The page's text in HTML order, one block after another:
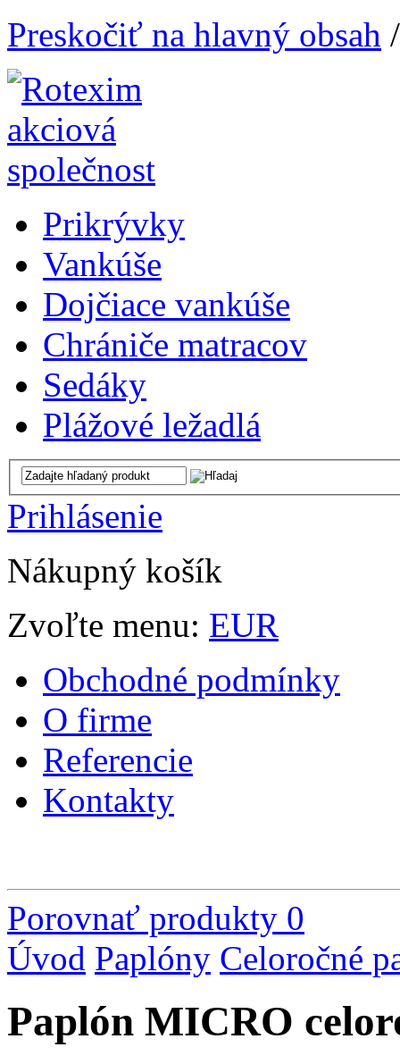
Preskočiť na hlavný obsah
Prikrývky
Vankúše
Dojčiace vankúše
Chrániče matracov
Sedáky
Plážové ležadlá
Prihlásenie
Nákupný košík
Zvoľte menu: EUR
Obchodné podmínky
O firme
Referencie
Kontakty
Porovnať produkty 0
Úvod Paplóny Celoročné
Paplón MICRO